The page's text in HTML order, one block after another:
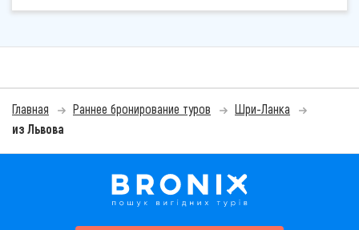
Главная Раннее бронирование туров
Шри-Ланка
из Львова